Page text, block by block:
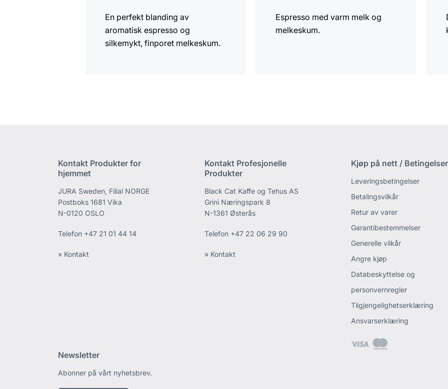
En perfekt blanding av
aromatisk espresso og
silkemykt, finporet melkeskum.
Espresso med varm melk og
melkeskum.
Kontakt Produkter for
hjemmet
JURA Sweden, Filial NORGE
Postboks 1681 Vika
N-0120 OSLO
Telefon +47 21 01 44 14
» Kontakt
Kontakt Profesjonelle
Produkter
Black Cat Kaffe og Tehus AS
Grini Næringspark 8
N-1361 Østerås
Telefon +47 22 06 29 90
» Kontakt
Kjøp på nett / Betingelser
Leveringsbetingelser
Betalingsvilkår
Retur av varer
Garantibestemmelser
Generelle vilkår
Angre kjøp
Databeskyttelse og
personvernregler
Tilgjengelighetserklæring
Ansvarserklæring
Newsletter
Abonner på vårt nyhetsbrev.